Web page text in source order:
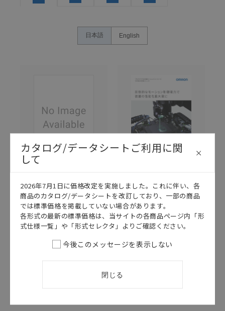
日本語 English
カタログ 日本語
CK3W-AD□100
CK3W-
AD□100 デー
タシート
2026/07/01更新
カタログ 日本語
SBCE-104M
CK3M/CK5Mシ
リーズ カタロ
グ
2025/04/01 更新
カタログ/データシートご利用に関
して
2026年7月1日に価格改定を実施しました。これに伴い、各
商品のカタログ/データシートを改訂しており、一部の商品
では標準価格を掲載していない場合があります。
各形式の最新の標準価格は、当サイトの各商品ページ内「形
式仕様一覧」や「形式セレクタ」よりご確認ください。
今後このメッセージを表示しない
閉じる